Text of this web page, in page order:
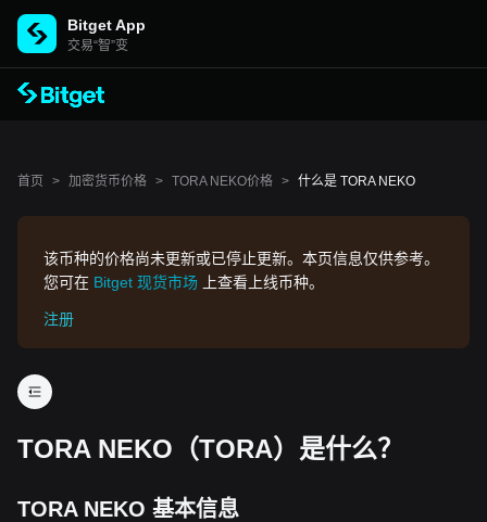
Bitget App
交易“智”变
首页 > 加密货币价格 > TORA NEKO价格 > 什么是 TORA NEKO
该币种的价格尚未更新或已停止更新。本页信息仅供参考。
您可在 Bitget 现货市场 上查看上线币种。
注册
TORA NEKO（TORA）是什么？
TORA NEKO 基本信息